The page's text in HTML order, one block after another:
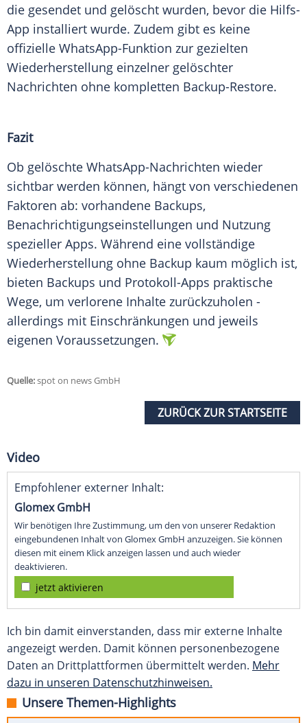
die gesendet und gelöscht wurden, bevor die Hilfs-
App installiert wurde. Zudem gibt es keine
offizielle WhatsApp-Funktion zur gezielten
Wiederherstellung einzelner gelöschter
Nachrichten ohne kompletten Backup-Restore.
Fazit
Ob gelöschte WhatsApp-Nachrichten wieder
sichtbar werden können, hängt von verschiedenen
Faktoren ab: vorhandene Backups,
Benachrichtigungseinstellungen und Nutzung
spezieller Apps. Während eine vollständige
Wiederherstellung ohne Backup kaum möglich ist,
bieten Backups und Protokoll-Apps praktische
Wege, um verlorene Inhalte zurückzuholen -
allerdings mit Einschränkungen und jeweils
eigenen Voraussetzungen.
Quelle:spot on news GmbH
ZURÜCK ZUR STARTSEITE
Video
Empfohlener externer Inhalt:
Glomex GmbH
Wir benötigen Ihre Zustimmung, um den von unserer Redaktion
eingebundenen Inhalt von Glomex GmbH anzuzeigen. Sie können
diesen mit einem Klick anzeigen lassen und auch wieder
deaktivieren.
jetzt aktivieren
Ich bin damit einverstanden, dass mir externe Inhalte
angezeigt werden. Damit können personenbezogene
Daten an Drittplattformen übermittelt werden. Mehr
dazu in unseren Datenschutzhinweisen.
Unsere Themen-Highlights